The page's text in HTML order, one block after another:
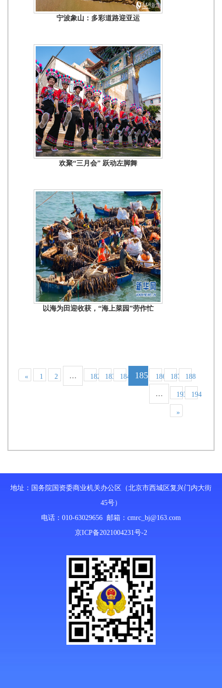
宁波象山：多彩道路迎亚运
欢聚“三月会” 跃动左脚舞
以海为田迎收获，“海上菜园”劳作忙
« 1 2 ... 182 183 184 185 186 187 188
... 193 194
»
地址：国务院国资委商业机关办公区（北京市西城区复兴门内大街
45号）
电话：010-63029656 邮箱： cmrc_bj@163.com
京ICP备2021004231号-2